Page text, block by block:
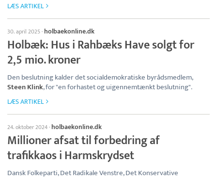
LÆS ARTIKEL
30. april 2025· holbaekonline.dk
Holbæk: Hus i Rahbæks Have solgt for
2,5 mio. kroner
Den beslutning kalder det socialdemokratiske byrådsmedlem,
Steen Klink, for "en forhastet og uigennemtænkt beslutning".
LÆS ARTIKEL
24. oktober 2024· holbaekonline.dk
Millioner afsat til forbedring af
trafikkaos i Harmskrydset
Dansk Folkeparti, Det Radikale Venstre, Det Konservative